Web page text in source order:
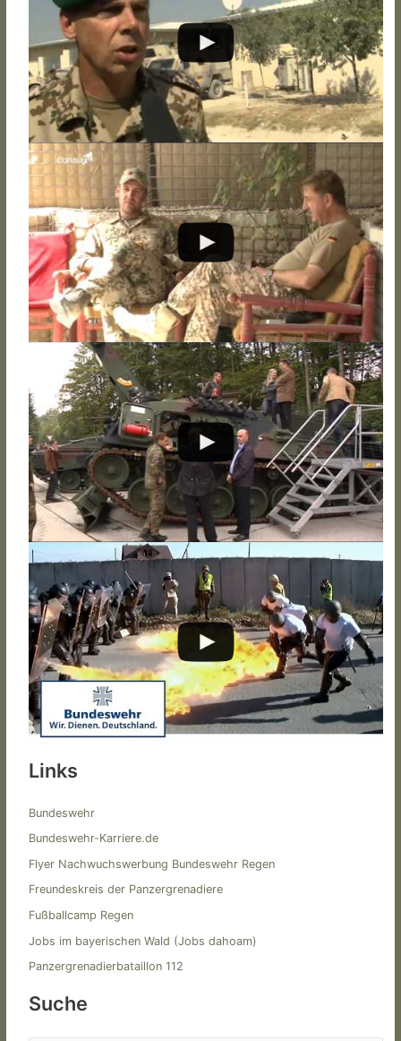
Links
Bundeswehr
Bundeswehr-Karriere.de
Flyer Nachwuchswerbung Bundeswehr Regen
Freundeskreis der Panzergrenadiere
Fußballcamp Regen
Jobs im bayerischen Wald (Jobs dahoam)
Panzergrenadierbataillon 112
Suche